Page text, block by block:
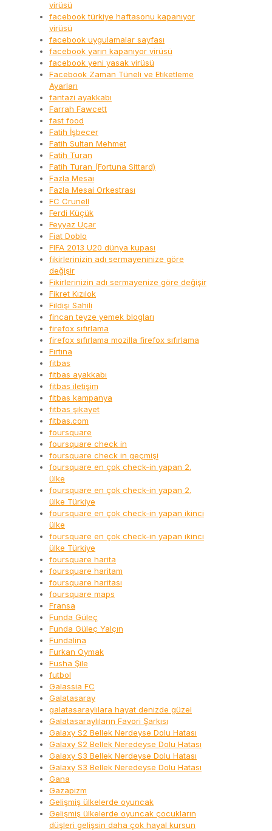
virüsü
facebook türkiye haftasonu kapanıyor
virüsü
facebook uygulamalar sayfası
facebook yarın kapanıyor virüsü
facebook yeni yasak virüsü
Facebook Zaman Tüneli ve Etiketleme
Ayarları
fantazi ayakkabı
Farrah Fawcett
fast food
Fatih İşbecer
Fatih Sultan Mehmet
Fatih Turan
Fatih Turan (Fortuna Sittard)
Fazla Mesai
Fazla Mesai Orkestrası
FC Crunell
Ferdi Küçük
Feyyaz Uçar
Fiat Doblo
FIFA 2013 U20 dünya kupası
fikirlerinizin adı sermayeninize göre
değişir
Fikirlerinizin adı sermayenize göre değişir
Fikret Kızılok
Fildişi Sahili
fincan teyze yemek blogları
firefox sıfırlama
firefox sıfırlama mozilla firefox sıfırlama
Fırtına
fitbas
fitbas ayakkabı
fitbas iletişim
fitbas kampanya
fitbas şikayet
fitbas.com
foursquare
foursquare check in
foursquare check in geçmişi
foursquare en çok check-in yapan 2.
ülke
foursquare en çok check-in yapan 2.
ülke Türkiye
foursquare en çok check-in yapan ikinci
ülke
foursquare en çok check-in yapan ikinci
ülke Türkiye
foursquare harita
foursquare haritam
foursquare haritası
foursquare maps
Fransa
Funda Güleç
Funda Güleç Yalçın
Fundalina
Furkan Oymak
Fusha Şile
futbol
Galassia FC
Galatasaray
galatasaraylılara hayat denizde güzel
Galatasaraylıların Favori Şarkısı
Galaxy S2 Bellek Nerdeyse Dolu Hatası
Galaxy S2 Bellek Neredeyse Dolu Hatası
Galaxy S3 Bellek Nerdeyse Dolu Hatası
Galaxy S3 Bellek Neredeyse Dolu Hatası
Gana
Gazapizm
Gelişmiş ülkelerde oyuncak
Gelişmiş ülkelerde oyuncak çocukların
düşleri gelişsin daha çok hayal kursun